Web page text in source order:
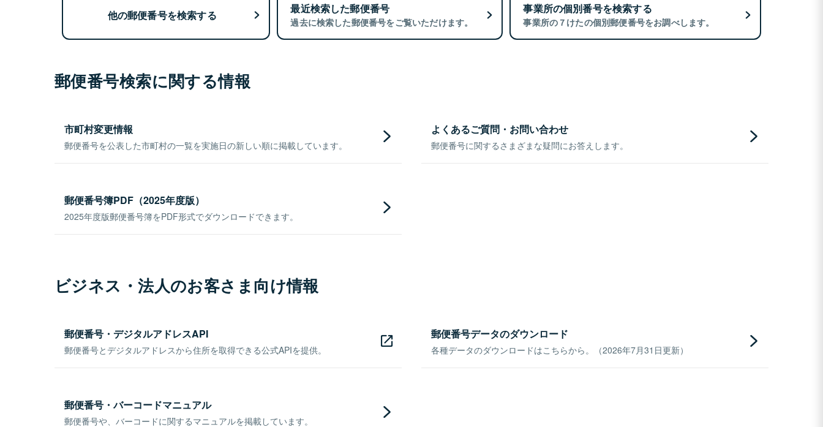
他の郵便番号を検索する 最近検索した郵便番号
過去に検索した郵便番号をご覧いただけます。
事業所の個別番号を検索する
事業所の７けたの個別郵便番号をお調べします。
郵便番号検索に関する情報
市町村変更情報
郵便番号を公表した市町村の一覧を実施日の新しい順に掲載しています。
よくあるご質問・お問い合わせ
郵便番号に関するさまざまな疑問にお答えします。
郵便番号簿PDF（2025年度版）
2025年度版郵便番号簿をPDF形式でダウンロードできます。
ビジネス・法人のお客さま向け情報
郵便番号・デジタルアドレスAPI
郵便番号とデジタルアドレスから住所を取得できる公式APIを提供。
郵便番号データのダウンロード
各種データのダウンロードはこちらから。（2026年7月31日更新）
郵便番号・バーコードマニュアル
郵便番号や、バーコードに関するマニュアルを掲載しています。